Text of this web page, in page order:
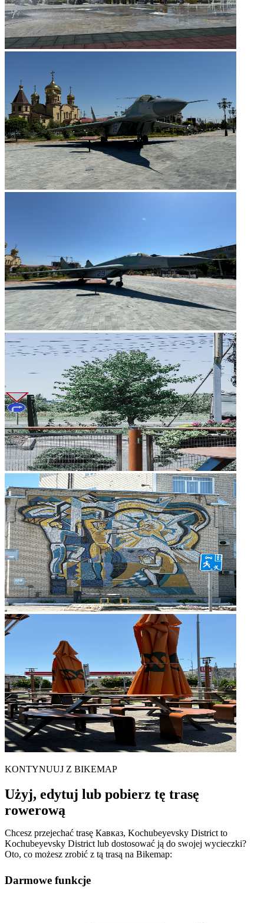
KONTYNUUJ Z BIKEMAP
Użyj, edytuj lub pobierz tę trasę
rowerową
Chcesz przejechać trasę Кавказ, Kochubeyevsky District to
Kochubeyevsky District lub dostosować ją do swojej wycieczki?
Oto, co możesz zrobić z tą trasą na Bikemap:
Darmowe funkcje